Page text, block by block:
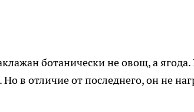
ботанически не овощ, а
в отличие от последнего, он не